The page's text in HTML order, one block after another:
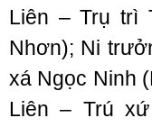
Liên – Trụ trì
Nhơn); Ni
xá Ngọc Ninh
Liên – Trú